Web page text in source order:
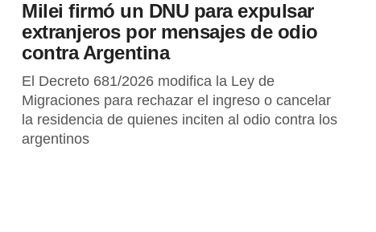
Milei firmó un DNU para expulsar
extranjeros por mensajes de odio
contra Argentina
El Decreto 681/2026 modifica la Ley de
Migraciones para rechazar el ingreso o cancelar
la residencia de quienes inciten al odio contra los
argentinos